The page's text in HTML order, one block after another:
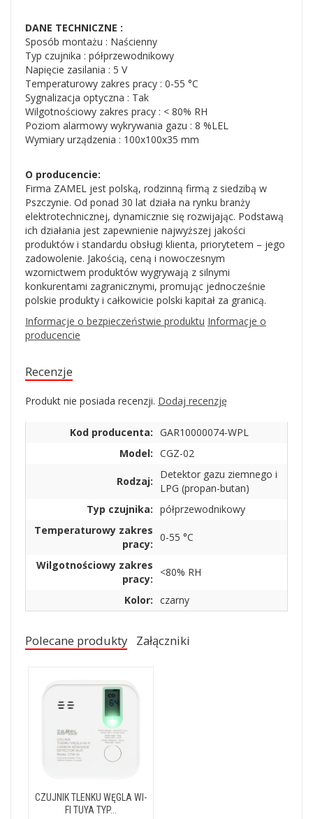
DANE TECHNICZNE :
Sposób montażu : Naścienny
Typ czujnika : półprzewodnikowy
Napięcie zasilania : 5 V
Temperaturowy zakres pracy : 0-55 °C
Sygnalizacja optyczna : Tak
Wilgotnościowy zakres pracy : < 80% RH
Poziom alarmowy wykrywania gazu : 8 %LEL
Wymiary urządzenia : 100x100x35 mm
O producencie:
Firma ZAMEL jest polską, rodzinną firmą z siedzibą w
Pszczynie. Od ponad 30 lat działa na rynku branży
elektrotechnicznej, dynamicznie się rozwijając. Podstawą
ich działania jest zapewnienie najwyższej jakości
produktów i standardu obsługi klienta, priorytetem – jego
zadowolenie. Jakością, ceną i nowoczesnym
wzornictwem produktów wygrywają z silnymi
konkurentami zagranicznymi, promując jednocześnie
polskie produkty i całkowicie polski kapitał za granicą.
Informacje o bezpieczeństwie produktu Informacje o
producencie
Recenzje
Produkt nie posiada recenzji. Dodaj recenzję
Kod producenta: GAR10000074-WPL
Model: CGZ-02
Rodzaj:
Detektor gazu ziemnego i
LPG (propan-butan)
Typ czujnika: półprzewodnikowy
Temperaturowy zakres
pracy:
0-55 °C
Wilgotnościowy zakres
pracy:
<80% RH
Kolor: czarny
Polecane produkty Załączniki
CZUJNIK TLENKU WĘGLA WI-
FI TUYA TYP...